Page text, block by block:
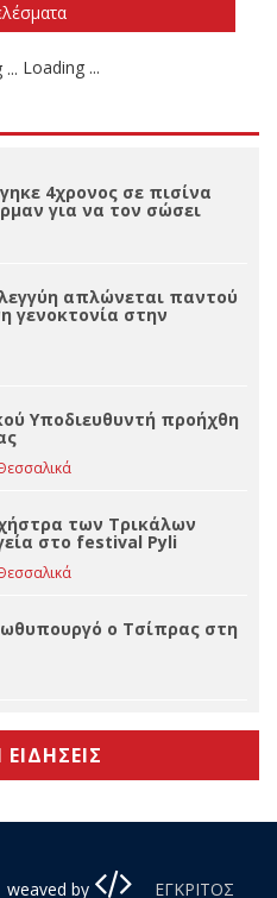
δεν απαντώ
4χρονος σε πισίνα
για να τον σώσει
γενοκτονία στην
Υποδιευθυντή προήχθη
των Τρικάλων
στο festival Pyli
ο Τσίπρας στη